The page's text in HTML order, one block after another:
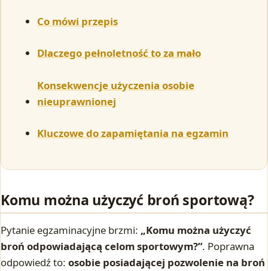
Co mówi przepis
Dlaczego pełnoletność to za mało
Konsekwencje użyczenia osobie
nieuprawnionej
Kluczowe do zapamiętania na egzamin
Komu można użyczyć broń sportową?
Pytanie egzaminacyjne brzmi: „Komu można użyczyć
broń odpowiadającą celom sportowym?”. Poprawna
odpowiedź to: osobie posiadającej pozwolenie na broń